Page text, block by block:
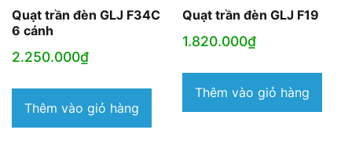
Quạt trần đèn GLJ F34C
6 cánh
2.250.000₫
Thêm vào giỏ hàng
Quạt trần đèn GLJ F19
1.820.000₫
Thêm vào giỏ hàng